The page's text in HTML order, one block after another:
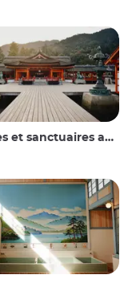
sanctuaires au Japon